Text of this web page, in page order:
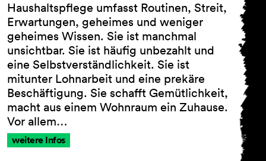
Haushaltspflege umfasst Routinen, Streit,
Erwartungen, geheimes und weniger
geheimes Wissen. Sie ist manchmal
unsichtbar. Sie ist häufig unbezahlt und
eine Selbstverständlichkeit. Sie ist
mitunter Lohnarbeit und eine prekäre
Beschäftigung. Sie schafft Gemütlichkeit,
macht aus einem Wohnraum ein Zuhause.
Vor allem…
weitere Infos